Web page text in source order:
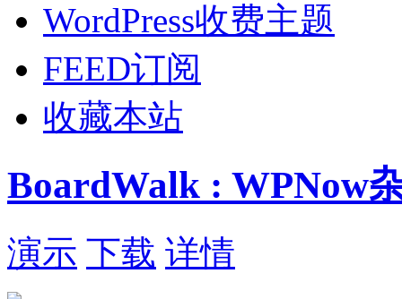
WordPress收费主题
FEED订阅
收藏本站
BoardWalk : WPNow
演示 下载 详情